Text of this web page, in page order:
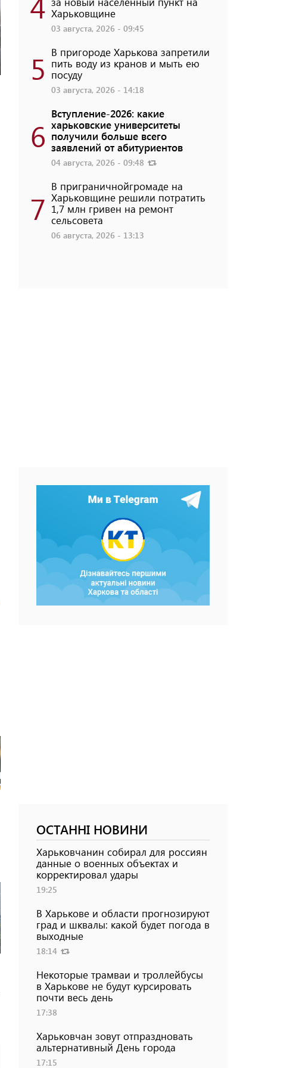
Харьковщине
03 августа, 2026 - 09:45
5 В пригороде Харькова запретили
пить воду из кранов и мыть ею
посуду
03 августа, 2026 - 14:18
6
Вступление-2026: какие
харьковские университеты
получили больше всего
заявлений от абитуриентов
04 августа, 2026 - 09:48
7
В приграничнойгромаде на
Харьковщине решили потратить
1,7 млн ​​гривен на ремонт
сельсовета
06 августа, 2026 - 13:13
ОСТАННІ НОВИНИ
Харьковчанин собирал для россиян
данные о военных объектах и ​​
корректировал удары
19:25
В Харькове и области прогнозируют
град и шквалы: какой будет погода в
выходные
18:14
Некоторые трамваи и троллейбусы
в Харькове не будут курсировать
почти весь день
17:38
Харьковчан зовут отпраздновать
альтернативный День города
17:15